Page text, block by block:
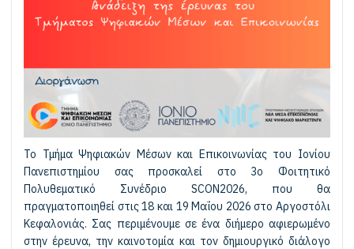
Το Τμήμα Ψηφιακών Μέσων και Επικοινωνίας του Ιονίου
Πανεπιστημίου σας προσκαλεί στο 3ο Φοιτητικό
Πολυθεματικό Συνέδριο SCON2026, που θα
πραγματοποιηθεί στις 18 και 19 Μαΐου 2026 στο Αργοστόλι
Κεφαλονιάς. Σας περιμένουμε σε ένα διήμερο αφιερωμένο
στην έρευνα, την καινοτομία και τον δημιουργικό διάλογο